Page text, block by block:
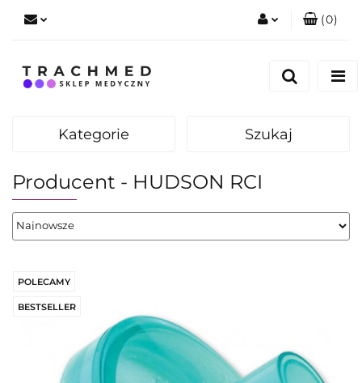
Zgody cookies
(0)
Kategorie Szukaj
Producent - HUDSON RCI
POLECAMY
BESTSELLER